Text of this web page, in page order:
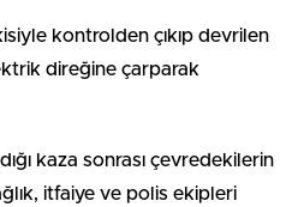
kontrolden çıkıp devrilen
direğine çarparak
kaza sonrası çevredekilerin
itfaiye ve polis ekipleri